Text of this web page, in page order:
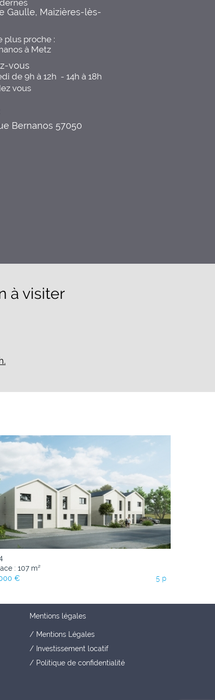
Gaulle, Maizières-lès-
plus proche :
à Metz
vous
de 9h à 12h  - 14h à 18h
vous
Bernanos 57050
à visiter
: 107 m²
€
5 p
Mentions légales
Mentions Légales
Investissement locatif
Politique de confidentialité